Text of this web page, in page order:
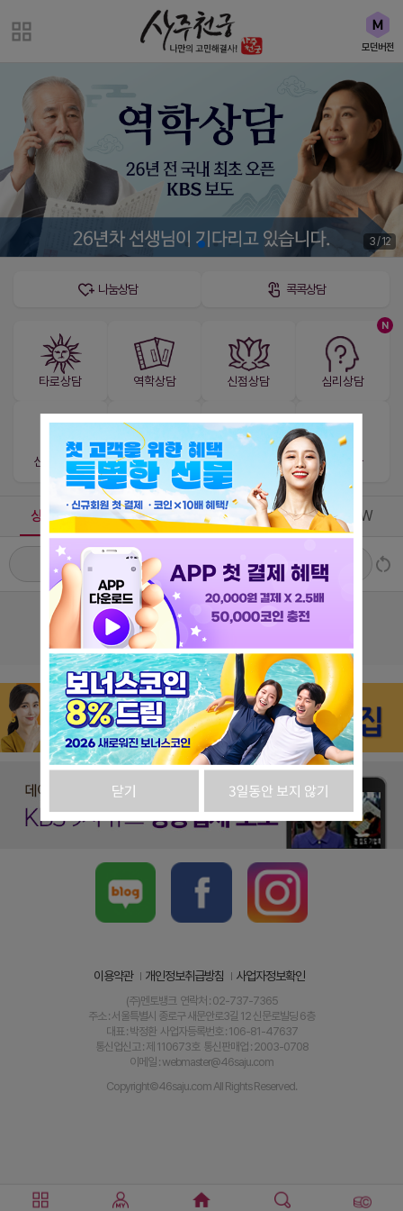
모던버전
3 / 12
나눔상담 콕콕상담
타로상담 역학상담 신점상담 심리상담
N
신규상담사 단골상담사 번개상담사 찐상담사
상담가능 상담중 즐겨찾기 최근VIEW
# 느낌 # 스타일 # 주제 # 매너
조회된 선생님이 없습니다.
이용약관 개인정보취급방침 사업자정보확인
(주)멘토뱅크 연락처 : 02-737-7365
주소 : 서울특별시 종로구 새문안로3길 12 신문로빌딩 6층
대표 : 박정환 사업자등록번호 : 106-81-47637
통신업신고 : 제 110673호 통신판매업 : 2003-0708
이메일 : webmaster@46saju.com
Copyright©46saju.com All Rights Reserved.